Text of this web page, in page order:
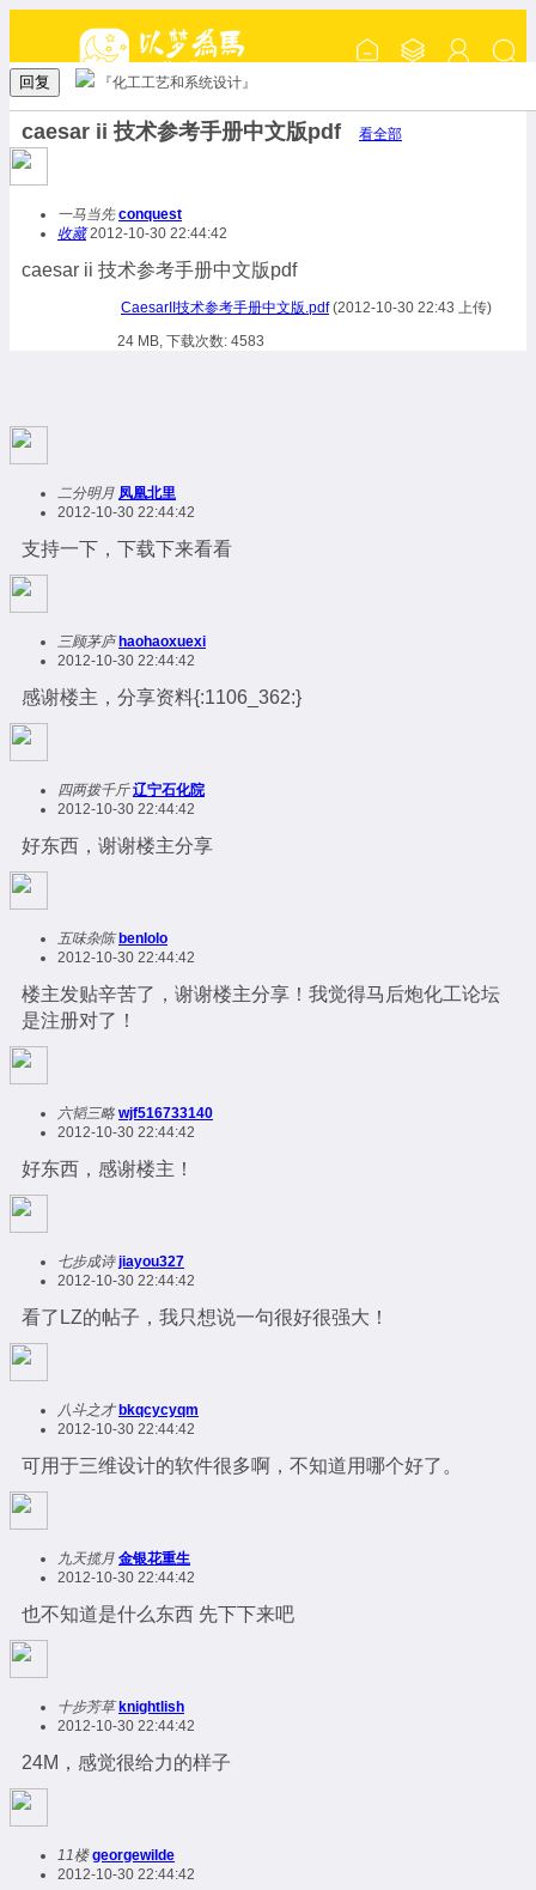
回复 『化工工艺和系统设计』
caesar ii 技术参考手册中文版pdf 看全部
一马当先 conquest
收藏2012-10-30 22:44:42
caesar ii 技术参考手册中文版pdf
CaesarII技术参考手册中文版.pdf (2012-10-30 22:43 上传)
24 MB, 下载次数: 4583
二分明月 凤凰北里
2012-10-30 22:44:42
支持一下，下载下来看看
三顾茅庐 haohaoxuexi
2012-10-30 22:44:42
感谢楼主，分享资料{:1106_362:}
四两拨千斤 辽宁石化院
2012-10-30 22:44:42
好东西，谢谢楼主分享
五味杂陈 benlolo
2012-10-30 22:44:42
楼主发贴辛苦了，谢谢楼主分享！我觉得马后炮化工论坛
是注册对了！
六韬三略 wjf516733140
2012-10-30 22:44:42
好东西，感谢楼主！
七步成诗 jiayou327
2012-10-30 22:44:42
看了LZ的帖子，我只想说一句很好很强大！
八斗之才 bkqcycyqm
2012-10-30 22:44:42
可用于三维设计的软件很多啊，不知道用哪个好了。
九天揽月 金银花重生
2012-10-30 22:44:42
也不知道是什么东西 先下下来吧
十步芳草 knightlish
2012-10-30 22:44:42
24M，感觉很给力的样子
11楼 georgewilde
2012-10-30 22:44:42